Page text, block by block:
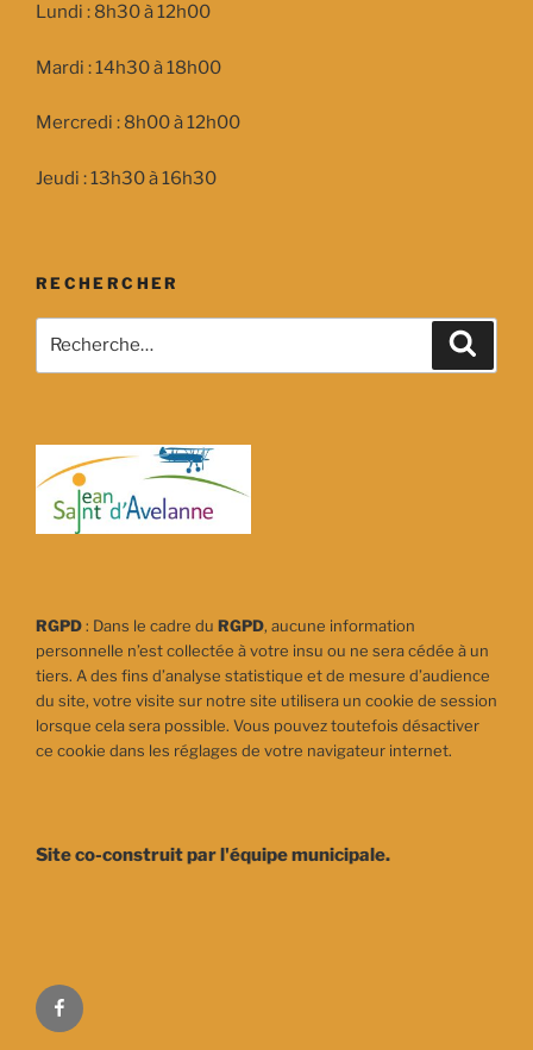
Lundi : 8h30 à 12h00
Mardi : 14h30 à 18h00
Mercredi : 8h00 à 12h00
Jeudi : 13h30 à 16h30
RECHERCHER
pour
RGPD: Dans le cadre du RGPD, aucune information
personnelle n’est collectée à votre insu ou ne sera cédée à un
tiers. A des fins d’analyse statistique et de mesure d’audience
du site, votre visite sur notre site utilisera un cookie de session
lorsque cela sera possible. Vous pouvez toutefois désactiver
ce cookie dans les réglages de votre navigateur internet.
Site co-construit par l'équipe municipale.
Facebook